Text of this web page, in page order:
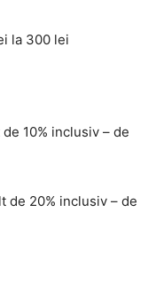
la 300 lei
10% inclusiv – de
de 20% inclusiv – de